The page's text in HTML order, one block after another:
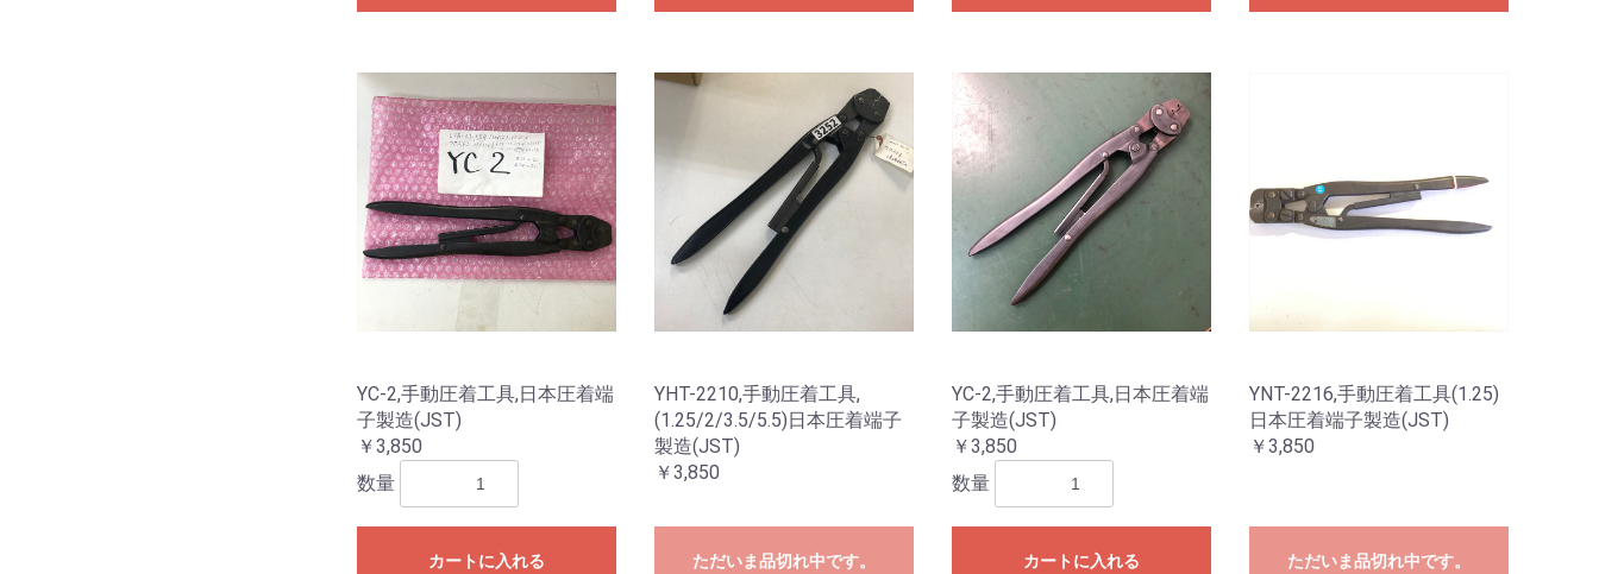
YC-2,手動圧着工具,日本圧着端
子製造(JST)
￥3,850
数量
カートに入れる
YHT-2210,手動圧着工具,
(1.25/2/3.5/5.5)日本圧着端子
製造(JST)
￥3,850
ただいま品切れ中です。
YC-2,手動圧着工具,日本圧着端
子製造(JST)
￥3,850
数量
カートに入れる
YNT-2216,手動圧着工具(1.25)
日本圧着端子製造(JST)
￥3,850
ただいま品切れ中です。
お買い物を続ける